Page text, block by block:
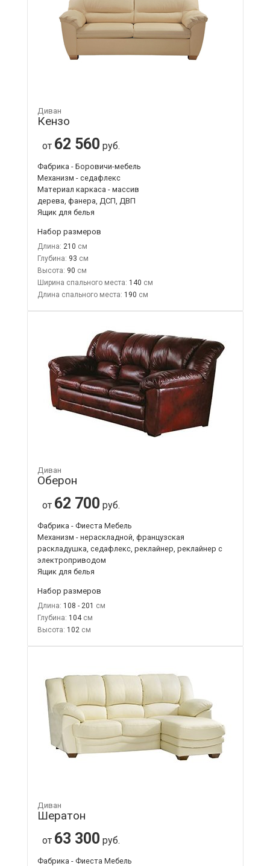
Диван
Кензо
от 62 560 руб.
Фабрика - Боровичи-мебель
Механизм - седафлекс
Материал каркаса - массив
дерева, фанера, ДСП, ДВП
Ящик для белья
Набор размеров
Длина: 210
Глубина: 93
Высота: 90
Ширина спального места: 140
Длина спального места: 190
Диван
Оберон
от 62 700 руб.
Фабрика - Фиеста Мебель
Механизм - нераскладной, французская
раскладушка, седафлекс, реклайнер, реклайнер с
электроприводом
Ящик для белья
Набор размеров
Длина: 108 - 201
Глубина: 104
Высота: 102
Диван
Шератон
от 63 300 руб.
Фабрика - Фиеста Мебель